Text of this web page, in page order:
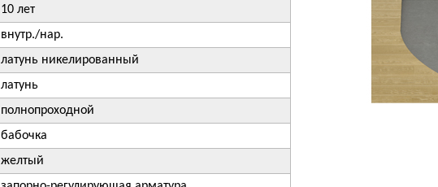
10 лет
внутр./нар.
латунь никелированный
латунь
полнопроходной
бабочка
желтый